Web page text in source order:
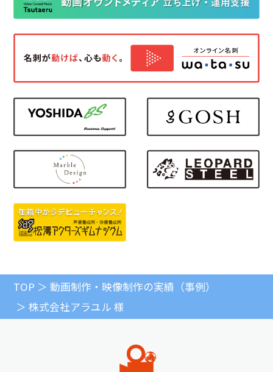
TOP
動画制作・映像制作の実績（事例）
株式会社アラユル 様